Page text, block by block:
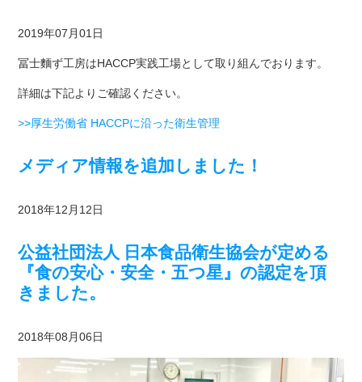
2019年07月01日
冨士麵ず工房はHACCP実践工場として取り組んでおります。
詳細は下記よりご確認ください。
>>厚生労働省 HACCPに沿った衛生管理
メディア情報を追加しました！
2018年12月12日
公益社団法人 日本食品衛生協会が定める
『食の安心・安全・五つ星』の認定を頂
きました。
2018年08月06日